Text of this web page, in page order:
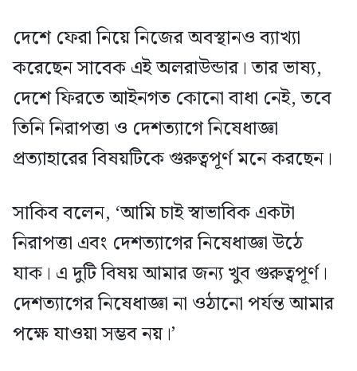
দেশে ফেরা নিয়ে নিজের অবস্থানও ব্যাখ্যা
করেছেন সাবেক এই অলরাউন্ডার। তার ভাষ্য,
দেশে ফিরতে আইনগত কোনো বাধা নেই, তবে
তিনি নিরাপত্তা ও দেশত্যাগে নিষেধাজ্ঞা
প্রত্যাহারের বিষয়টিকে গুরুত্বপূর্ণ মনে করছেন।
সাকিব বলেন, ‘আমি চাই স্বাভাবিক একটা
নিরাপত্তা এবং দেশত্যাগের নিষেধাজ্ঞা উঠে
যাক। এ দুটি বিষয় আমার জন্য খুব গুরুত্বপূর্ণ।
দেশত্যাগের নিষেধাজ্ঞা না ওঠানো পর্যন্ত আমার
পক্ষে যাওয়া সম্ভব নয়।’